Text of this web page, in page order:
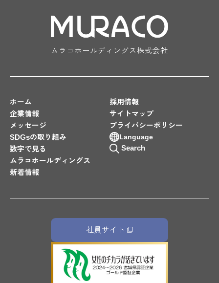
ムラコホールディングス株式会社
ホーム
企業情報
メッセージ
SDGsの取り組み
数字で見る
ムラコホールディングス
新着情報
採用情報
サイトマップ
プライバシーポリシー
Language
Search
社員サイト